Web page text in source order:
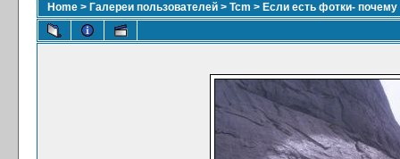
Home > Галереи пользователей > Tcm > Если есть фотки-